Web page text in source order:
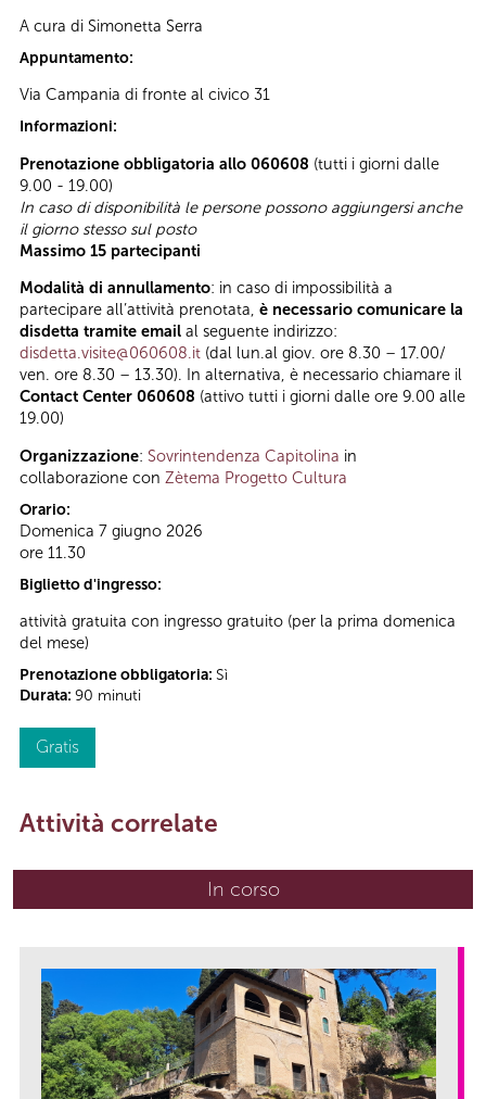
A cura di Simonetta Serra
Appuntamento:
Via Campania di fronte al civico 31
Informazioni:
Prenotazione obbligatoria allo 060608 (tutti i giorni dalle
9.00 - 19.00)
In caso di disponibilità le persone possono aggiungersi anche
il giorno stesso sul posto
Massimo 15 partecipanti
Modalità di annullamento: in caso di impossibilità a
partecipare all’attività prenotata, è necessario comunicare la
disdetta tramite email al seguente indirizzo:
disdetta.visite@060608.it (dal lun.al giov. ore 8.30 – 17.00/
ven. ore 8.30 – 13.30). In alternativa, è necessario chiamare il
Contact Center 060608 (attivo tutti i giorni dalle ore 9.00 alle
19.00)
Organizzazione: Sovrintendenza Capitolina in
collaborazione con Zètema Progetto Cultura
Orario:
Domenica 7 giugno 2026
ore 11.30
Biglietto d'ingresso:
attività gratuita con ingresso gratuito (per la prima domenica
del mese)
Prenotazione obbligatoria: Sì
Durata: 90 minuti
Gratis
Attività correlate
In corso(scheda attiva)